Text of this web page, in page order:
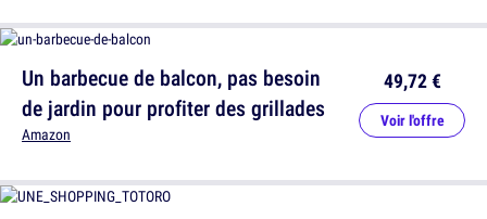
Un barbecue de balcon, pas besoin
de jardin pour profiter des grillades
Amazon
49,72 €
Voir l'offre